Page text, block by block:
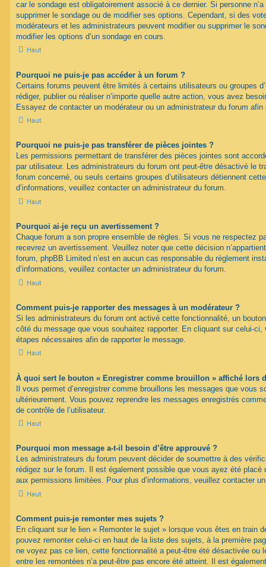
car le sondage est obligatoirement associé à ce dernier. Si personne
supprimer le sondage ou de modifier ses options. Cependant, si des
modérateurs et les administrateurs peuvent modifier ou supprimer le
modifier les options d’un sondage en cours.
Haut
Pourquoi ne puis-je pas accéder à un forum ?
Certains forums peuvent être limités à certains utilisateurs ou groupes
rédiger, publier ou réaliser n’importe quelle autre action, vous avez
Essayez de contacter un modérateur ou un administrateur du forum
Haut
Pourquoi ne puis-je pas transférer de pièces jointes ?
Les permissions permettant de transférer des pièces jointes sont
par utilisateur. Les administrateurs du forum ont peut-être désactivé le
forum concerné, ou seuls certains groupes d’utilisateurs détiennent
d’informations, veuillez contacter un administrateur du forum.
Haut
Pourquoi ai-je reçu un avertissement ?
Chaque forum a son propre ensemble de règles. Si vous ne respectez
recevrez un avertissement. Veuillez noter que cette décision
forum, phpBB Limited n’est en aucun cas responsable du règlement
d’informations, veuillez contacter un administrateur du forum.
Haut
Comment puis-je rapporter des messages à un modérateur ?
Si les administrateurs du forum ont activé cette fonctionnalité, un
côté du message que vous souhaitez rapporter. En cliquant sur celui-
étapes nécessaires afin de rapporter le message.
Haut
À quoi sert le bouton « Enregistrer comme brouillon » affiché lors
Il vous permet d’enregistrer comme brouillons les messages que vous
ultérieurement. Vous pouvez reprendre les messages enregistrés
de contrôle de l’utilisateur.
Haut
Pourquoi mon message a-t-il besoin d’être approuvé ?
Les administrateurs du forum peuvent décider de soumettre à des
rédigez sur le forum. Il est également possible que vous ayez été placé
aux permissions limitées. Pour plus d’informations, veuillez contacter
Haut
Comment puis-je remonter mes sujets ?
En cliquant sur le lien « Remonter le sujet » lorsque vous êtes en train
pouvez remonter celui-ci en haut de la liste des sujets, à la première
ne voyez pas ce lien, cette fonctionnalité a peut-être été désactivée ou
entre les remontées n’a peut-être pas encore été atteint. Il est